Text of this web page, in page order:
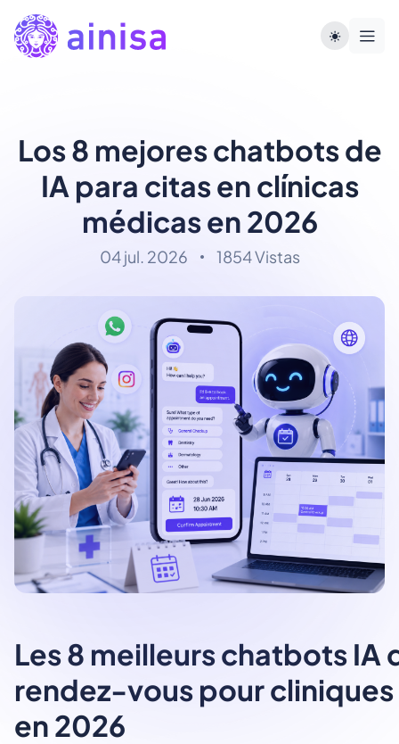
Los 8 mejores chatbots de
IA para citas en clínicas
médicas en 2026
04 jul. 2026 1854 Vistas
Les 8 meilleurs chatbots IA
rendez-vous pour
en 2026